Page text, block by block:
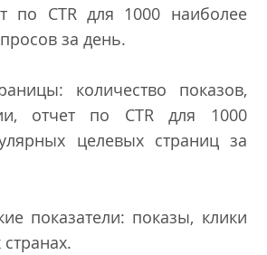
по CTR для 1000 наиболее
за день.
количество показов,
отчет по CTR для 1000
целевых страниц за
показатели: показы, клики